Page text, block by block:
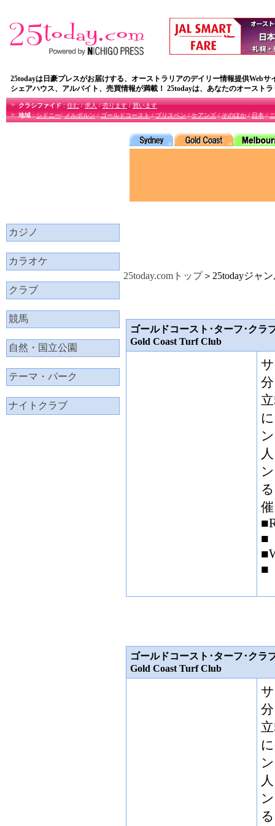
25todayは日豪プレスがお届けする、オーストラリアのデイリー情報提供Webサ
シェアハウス、アルバイト、売買情報が満載！ 25todayは、あなたのオースト
クラシファイド:住む/求人/売ります/買います
地域:シドニー/メルボルン/ゴールドコースト/ブリスペン/ケアンズ/そのほか/日本/
カジノ
カラオケ
クラブ
競馬
自然・国立公園
テーマ・パーク
ナイトクラブ
25today.comトップ＞25todayジャ
ゴールドコースト･ターフ･クラ
Gold Coast Turf Club
■
■
ゴールドコースト･ターフ･クラ
Gold Coast Turf Club